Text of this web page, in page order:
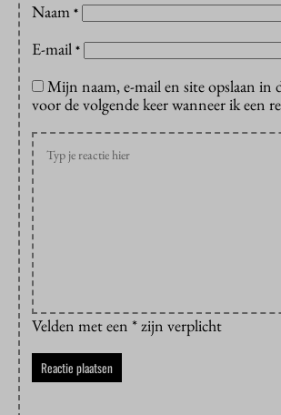
Naam *
E-mail *
Mijn naam, e-mail en site opslaan in
voor de volgende keer wanneer ik een
Velden met een * zijn verplicht